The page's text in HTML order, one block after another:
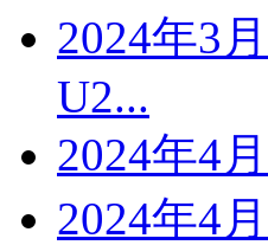
2024年3
U2...
2024年4
2024年4